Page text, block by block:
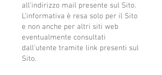
all’indirizzo mail presente sul Sito.
L’informativa è resa solo per il Sito
e non anche per altri siti web
eventualmente consultati
dall’utente tramite link presenti sul
Sito.